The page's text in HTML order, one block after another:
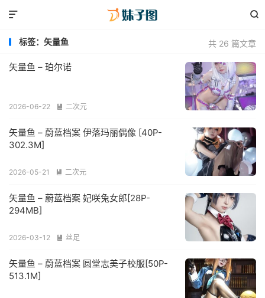


共 26 篇文章
标签：矢量鱼
矢量鱼 – 珀尔诺
2026-06-22  二次元
矢量鱼 – 蔚蓝档案 伊落玛丽偶像 [40P-
302.3M]
2026-05-21  二次元
矢量鱼 – 蔚蓝档案 妃咲兔女郎[28P-
294MB]
2026-03-12  丝足
矢量鱼 – 蔚蓝档案 圆堂志美子校服[50P-
513.1M]